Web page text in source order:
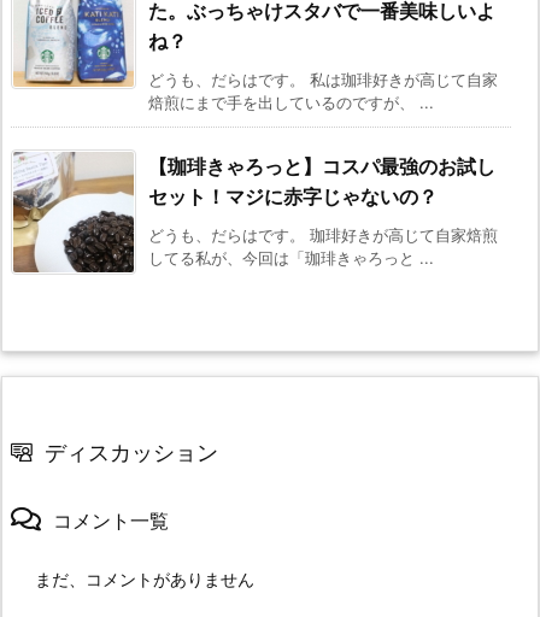
た。ぶっちゃけスタバで一番美味しいよ
ね？
どうも、だらはです。 私は珈琲好きが高じて自家
焙煎にまで手を出しているのですが、 ...
【珈琲きゃろっと】コスパ最強のお試し
セット！マジに赤字じゃないの？
どうも、だらはです。 珈琲好きが高じて自家焙煎
してる私が、今回は「珈琲きゃろっと ...
ディスカッション
コメント一覧
まだ、コメントがありません